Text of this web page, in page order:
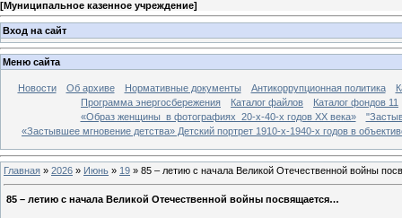
[Муниципальное казенное учреждение]
Вход на сайт
Меню сайта
Новости Об архиве Нормативные документы Антикоррупционная политика
Программа энергосбережения
Каталог файлов
Каталог фондов 11
«Образ женщины в фотографиях 20-х-40-х годов ХХ века»
«Застывшее мгновение детства» Детский портрет 1910-х-1940-х годов в
Главная » 2026 » Июнь » 19 » 85 – летию с начала Великой Отечественной войны
85 – летию с начала Великой Отечественной войны посвящается…